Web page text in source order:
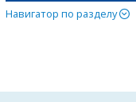
Навигатор по разделу